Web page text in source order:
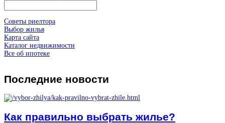
Советы риелтора
Выбор жилья
Карта сайта
Каталог недвижимости
Все об ипотеке
Последние новости
Как правильно выбрать жилье?